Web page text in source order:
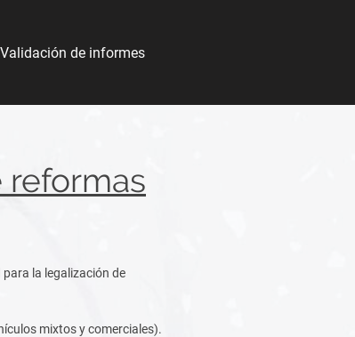
Validación de informes
reformas
la legalización de
mixtos y comerciales).